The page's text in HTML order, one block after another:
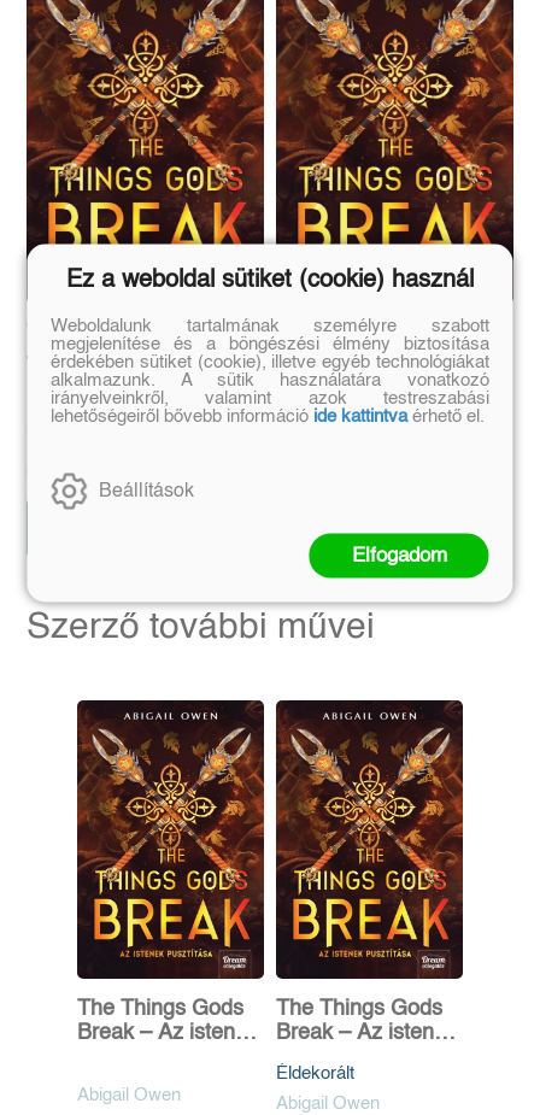
The Things Gods Break
– Az istenek pusztítása
Abigail Owen
6 499 Ft
The Things Gods Break
– Az istenek pusztítása
Éldekorált
Kosárba
Szerző további művei
The Things Gods
Break – Az istenek
Abigail Owen
The Things Gods
Break – Az istenek
Éldekorált
Abigail Owen
Ez a weboldal sütiket (cookie) használ
Weboldalunk tartalmának személyre szabott
megjelenítése és a böngészési élmény biztosítása
érdekében sütiket (cookie), illetve egyéb technológiákat
alkalmazunk. A sütik használatára vonatkozó
irányelveinkről, valamint azok testreszabási
lehetőségeiről bővebb információ ide kattintvaérhető el.
Beállítások
Elfogadom